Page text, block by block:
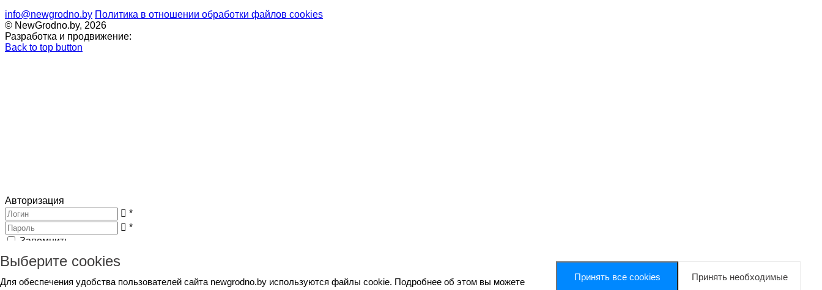
info@newgrodno.by Политика в отношении обработки файлов cookies
© NewGrodno.by, 2026
Разработка и продвижение:
Back to top button
Авторизация
*
*
Запомнить
Авторизация
Выберите cookies
Для обеспечения удобства пользователей сайта newgrodno.by используются файлы cookie. Подробнее об этом вы можете
Принять все cookies Принять необходимые